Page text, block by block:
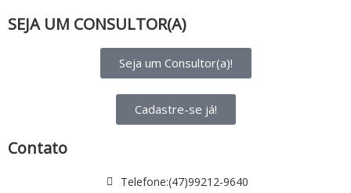
SEJA UM CONSULTOR(A)
Seja um Consultor(a)!
Cadastre-se já!
Contato
Telefone:(47)99212-9640